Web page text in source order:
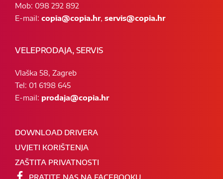
Mob: 098 292 892
E-mail: copia@copia.hr, servis@copia.hr
VELEPRODAJA, SERVIS
Vlaška 58, Zagreb
Tel: 01 6198 645
E-mail: prodaja@copia.hr
DOWNLOAD DRIVERA
UVJETI KORIŠTENJA
ZAŠTITA PRIVATNOSTI
PRATITE NAS NA FACEBOOKU